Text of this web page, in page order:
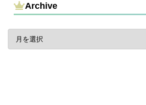
Archive